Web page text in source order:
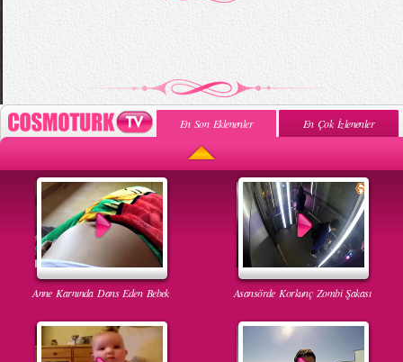
En Son Eklenenler En Çok İzlenenler
Anne Karnında Dans Eden Bebek Asansörde Korkunç Zombi Şakası